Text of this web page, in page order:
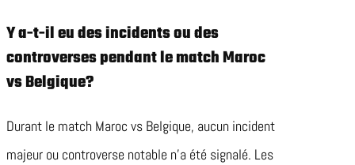
Y a-t-il eu des incidents ou des
controverses pendant le match Maroc
vs Belgique?
Durant le match Maroc vs Belgique, aucun incident
majeur ou controverse notable n’a été signalé. Les